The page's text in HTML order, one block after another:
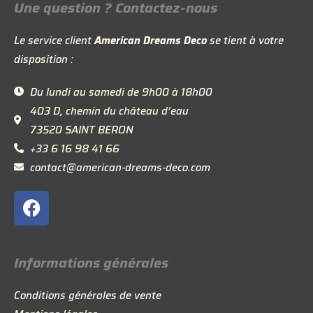
Une question ? Contactez-nous
Le service clientAmerican Dreams Decose tient à votre
disposition :
Du lundi au samedi de 9h00 à 18h00
403 D, chemin du château d’eau
73520 SAINT BERON
+33 6 16 98 41 66
contact@american-dreams-deco.com
F
a
c
e
b
o
o
Informations générales
Conditions générales de vente